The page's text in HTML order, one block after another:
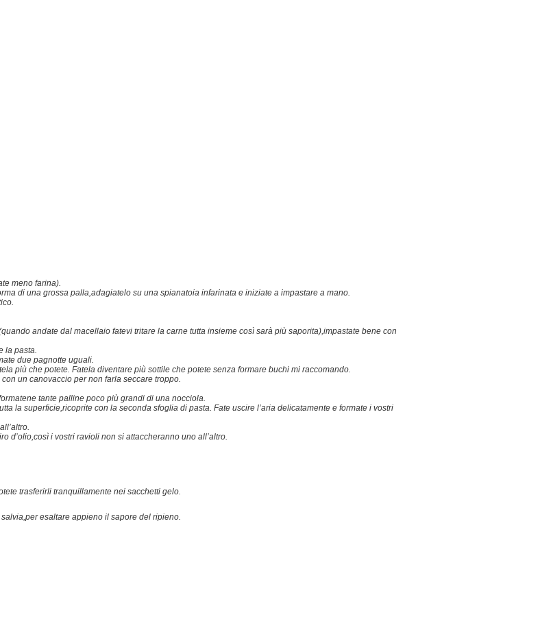
meno farina).
di una grossa palla,adagiatelo su una spianatoia infarinata e iniziate a impastare a mano.
andate dal macellaio fatevi tritare la carne tutta insieme così sarà più saporita),impastate bene con
la pasta.
due pagnotte uguali.
più che potete. Fatela diventare più sottile che potete senza formare buchi mi raccomando.
un canovaccio per non farla seccare troppo.
tante palline poco più grandi di una nocciola.
la superficie,ricoprite con la seconda sfoglia di pasta. Fate uscire l’aria delicatamente e formate i vostri
d’olio,così i vostri ravioli non si attaccheranno uno all’altro.
trasferirli tranquillamente nei sacchetti gelo.
esaltare appieno il sapore del ripieno.